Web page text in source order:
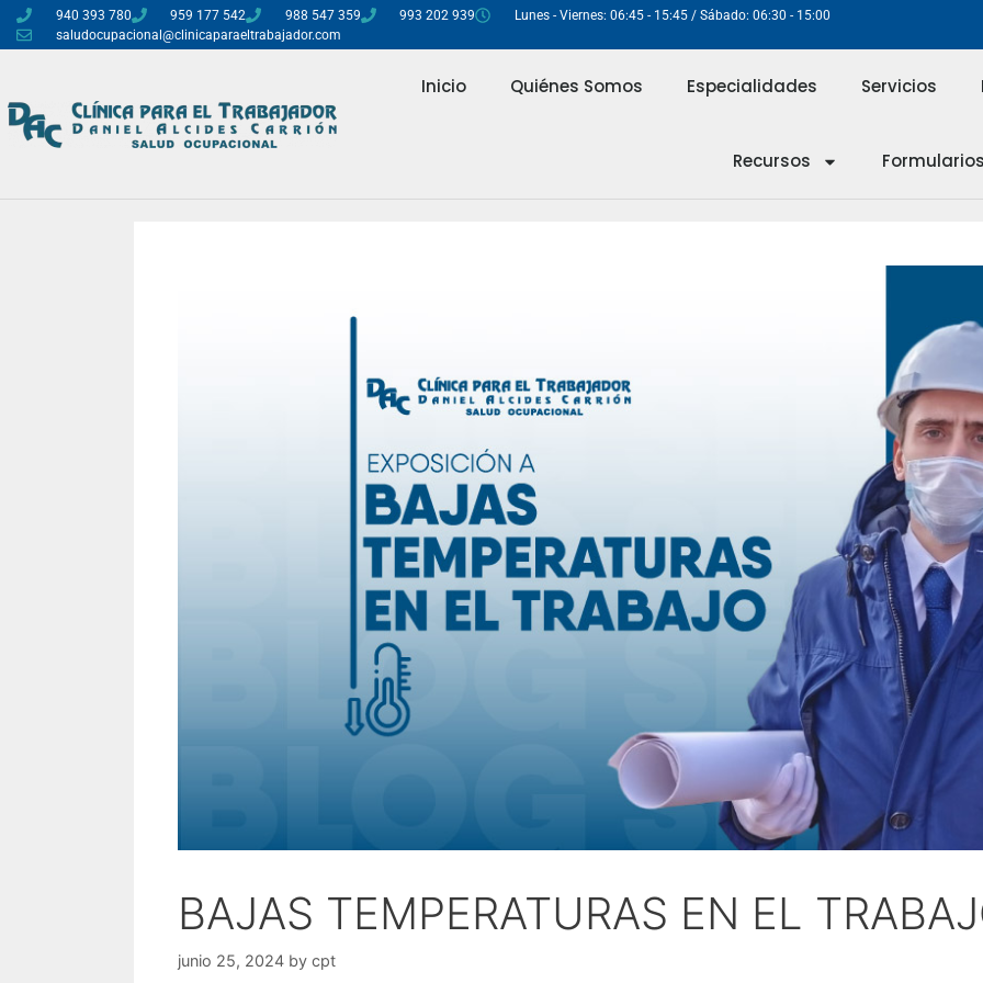
940 393 780 959 177 542 988 547 359 993 202 939
Lunes - Viernes: 06:45 - 15:45 / Sábado: 06:30 - 15:00
saludocupacional@clinicaparaeltrabajador.com
Inicio Quiénes Somos Especialidades Servicios
Recursos
BAJAS TEMPERATURAS EN EL
junio 25, 2024 by cpt